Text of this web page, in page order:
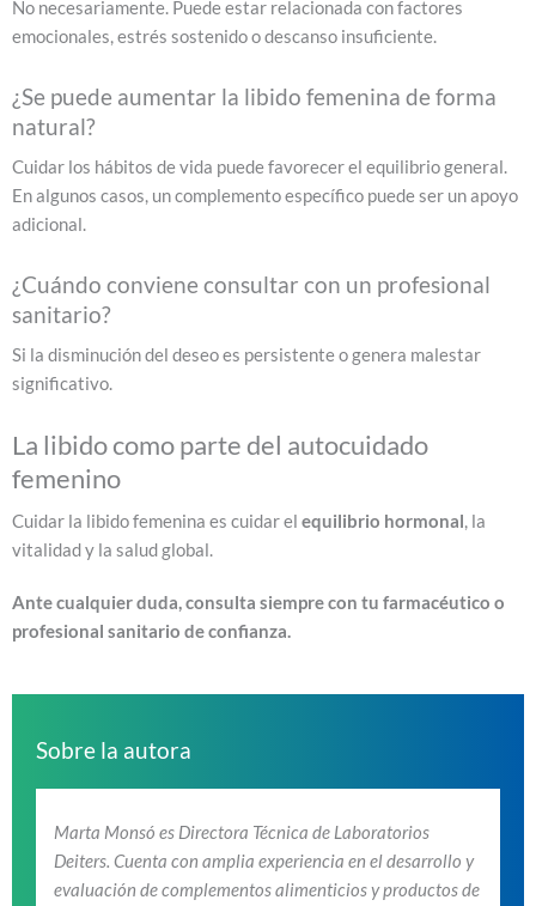
No necesariamente. Puede estar relacionada con factores
emocionales, estrés sostenido o descanso insuficiente.
¿Se puede aumentar la libido femenina de forma
natural?
Cuidar los hábitos de vida puede favorecer el equilibrio general.
En algunos casos, un complemento específico puede ser un apoyo
adicional.
¿Cuándo conviene consultar con un profesional
sanitario?
Si la disminución del deseo es persistente o genera malestar
significativo.
La libido como parte del autocuidado
femenino
Cuidar la libido femenina es cuidar el equilibrio hormonal, la
vitalidad y la salud global.
Ante cualquier duda, consulta siempre con tu farmacéutico o
profesional sanitario de confianza.
Sobre la autora
Marta Monsó es Directora Técnica de Laboratorios
Deiters. Cuenta con amplia experiencia en el desarrollo y
evaluación de complementos alimenticios y productos de